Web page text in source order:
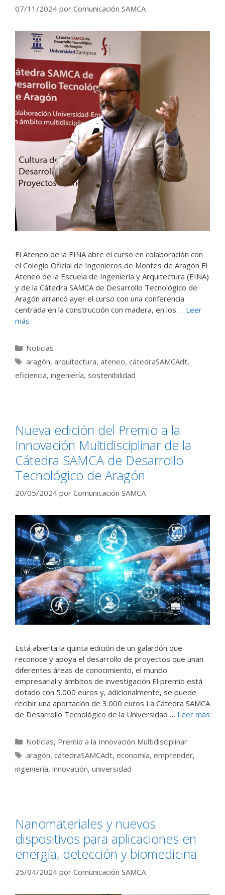
07/11/2024 por Comunicación SAMCA
El Ateneo de la EINA abre el curso en colaboración con
el Colegio Oficial de Ingenieros de Montes de Aragón El
Ateneo de la Escuela de Ingeniería y Arquitectura (EINA)
y de la Cátedra SAMCA de Desarrollo Tecnológico de
Aragón arrancó ayer el curso con una conferencia
centrada en la construcción con madera, en los … Leer
más
Categorías
Noticias
Etiquetas
aragón, arquitectura, ateneo, cátedraSAMCAdt,
eficiencia, ingeniería, sostenibilidad
Nueva edición del Premio a la
Innovación Multidisciplinar de la
Cátedra SAMCA de Desarrollo
Tecnológico de Aragón
20/05/2024 por Comunicación SAMCA
Está abierta la quinta edición de un galardón que
reconoce y apoya el desarrollo de proyectos que unan
diferentes áreas de conocimiento, el mundo
empresarial y ámbitos de investigación El premio está
dotado con 5.000 euros y, adicionalmente, se puede
recibir una aportación de 3.000 euros La Cátedra SAMCA
de Desarrollo Tecnológico de la Universidad … Leer más
Categorías
Noticias, Premio a la Innovación Multidisciplinar
Etiquetas
aragón, cátedraSAMCAdt, economía, emprender,
ingeniería, innovación, universidad
Nanomateriales y nuevos
dispositivos para aplicaciones en
energía, detección y biomedicina
25/04/2024 por Comunicación SAMCA